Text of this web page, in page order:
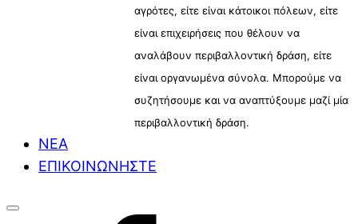
αγρότες, είτε είναι κάτοικοι πόλεων, είτε
είναι επιχειρήσεις που θέλουν να
αναλάβουν περιβαλλοντική δράση, είτε
είναι οργανωμένα σύνολα. Μπορούμε να
συζητήσουμε και να αναπτύξουμε μαζί μία
περιβαλλοντική δράση.
ΝΕΑ
ΕΠΙΚΟΙΝΩΝΗΣΤΕ